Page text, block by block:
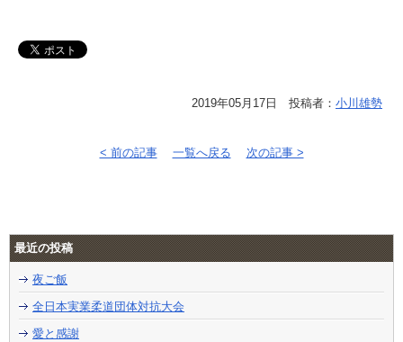
2019年05月17日 投稿者： 小川雄勢
< 前の記事 一覧へ戻る 次の記事 >
最近の投稿
夜ご飯
全日本実業柔道団体対抗大会
愛と感謝